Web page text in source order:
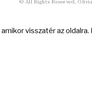
visszatér az